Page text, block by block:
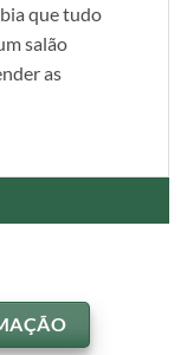
que tudo
salão
as